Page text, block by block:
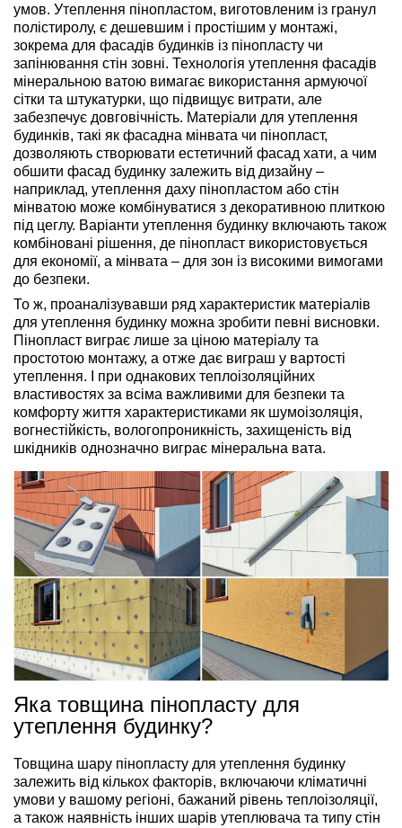
умов. Утеплення пінопластом, виготовленим із гранул
полістиролу, є дешевшим і простішим у монтажі,
зокрема для фасадів будинків із пінопласту чи
запінювання стін зовні. Технологія утеплення фасадів
мінеральною ватою вимагає використання армуючої
сітки та штукатурки, що підвищує витрати, але
забезпечує довговічність. Матеріали для утеплення
будинків, такі як фасадна мінвата чи пінопласт,
дозволяють створювати естетичний фасад хати, а чим
обшити фасад будинку залежить від дизайну –
наприклад, утеплення даху пінопластом або стін
мінватою може комбінуватися з декоративною плиткою
під цеглу. Варіанти утеплення будинку включають також
комбіновані рішення, де пінопласт використовується
для економії, а мінвата – для зон із високими вимогами
до безпеки.
То ж, проаналізувавши ряд характеристик матеріалів
для утеплення будинку можна зробити певні висновки.
Пінопласт виграє лише за ціною матеріалу та
простотою монтажу, а отже дає виграш у вартості
утеплення. І при однакових теплоізоляційних
властивостях за всіма важливими для безпеки та
комфорту життя характеристиками як шумоізоляція,
вогнестійкість, вологопроникність, захищеність від
шкідників однозначно виграє мінеральна вата.
Яка товщина пінопласту для
утеплення будинку?
Товщина шару пінопласту для утеплення будинку
залежить від кількох факторів, включаючи кліматичні
умови у вашому регіоні, бажаний рівень теплоізоляції,
а також наявність інших шарів утеплювача та типу стін